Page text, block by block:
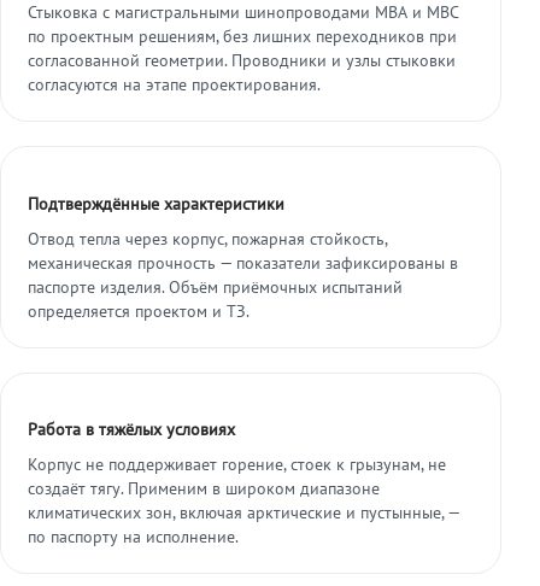
Стыковка с магистральными шинопроводами МВА и МВС
по проектным решениям, без лишних переходников при
согласованной геометрии. Проводники и узлы стыковки
согласуются на этапе проектирования.
Подтверждённые характеристики
Отвод тепла через корпус, пожарная стойкость,
механическая прочность — показатели зафиксированы в
паспорте изделия. Объём приёмочных испытаний
определяется проектом и ТЗ.
Работа в тяжёлых условиях
Корпус не поддерживает горение, стоек к грызунам, не
создаёт тягу. Применим в широком диапазоне
климатических зон, включая арктические и пустынные, —
по паспорту на исполнение.